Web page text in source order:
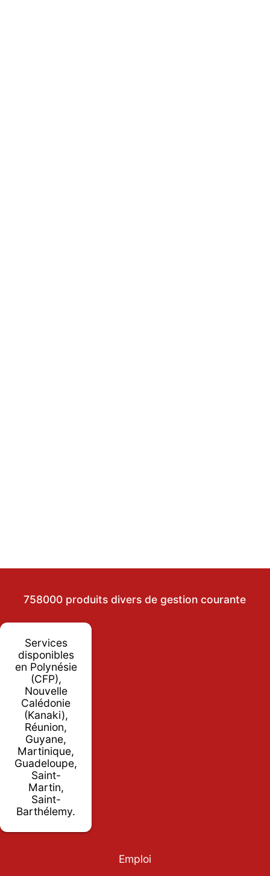
758000 produits divers de gestion courante
Services
disponibles
en Polynésie
(CFP),
Nouvelle
Calédonie
(Kanaki),
Réunion,
Guyane,
Martinique,
Guadeloupe,
Saint-
Martin,
Saint-
Barthélemy.
Emploi